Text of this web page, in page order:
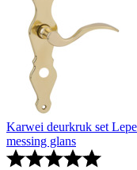
Karwei deurkruk set
messing glans